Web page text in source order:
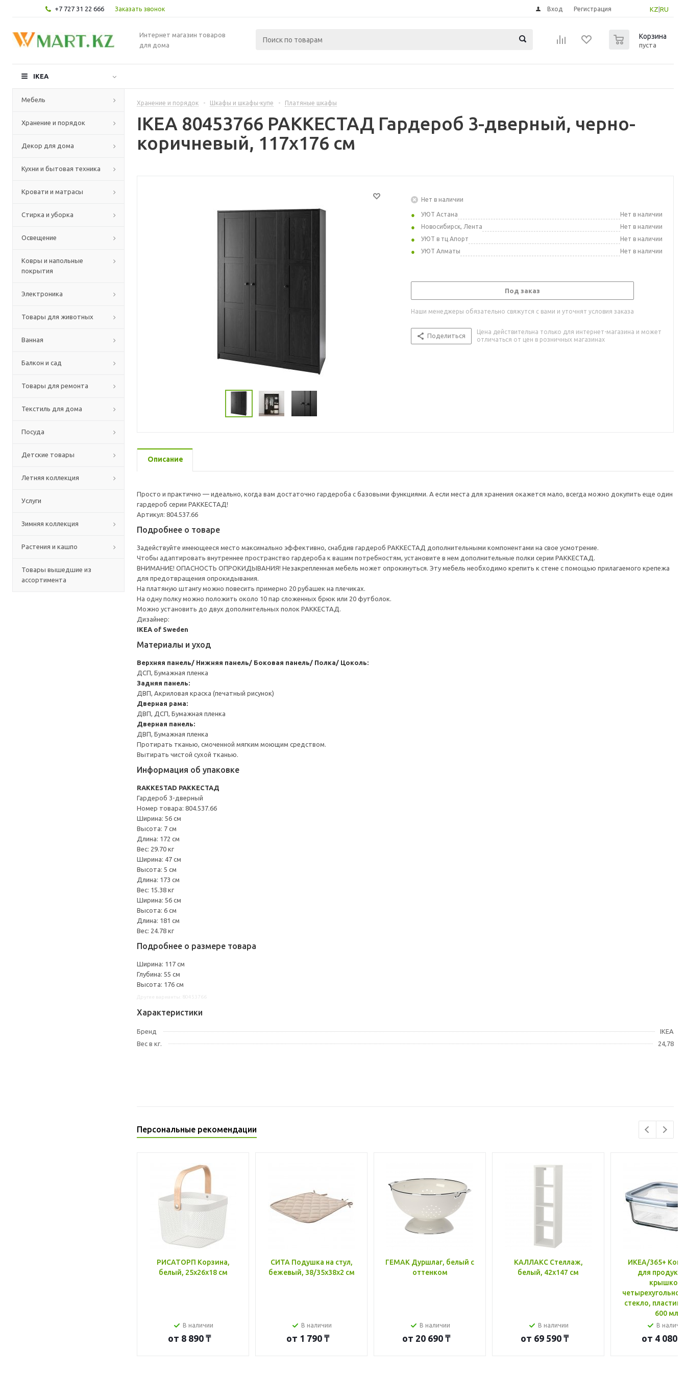
+7 727 31 22 666 Заказать звонок KZ RU
Вход Регистрация
Интернет магазин товаров
для дома
Корзина
пуста
IKEA
Мебель
Хранение и порядок
Декор для дома
Кухни и бытовая техника
Кровати и матрасы
Стирка и уборка
Освещение
Ковры и напольные
покрытия
Электроника
Товары для животных
Ванная
Балкон и сад
Товары для ремонта
Текстиль для дома
Посуда
Детские товары
Летняя коллекция
Услуги
Зимняя коллекция
Растения и кашпо
Товары вышедшие из
ассортимента
Хранение и порядок - Шкафы и шкафы-купе - Платяные шкафы
IKEA 80453766 РАККЕСТАД Гардероб 3-дверный, черно-
коричневый, 117x176 см
Нет в наличии
УЮТ Астана
Нет в наличии
Новосибирск, Лента
Нет в наличии
УЮТ в тц Апорт
Нет в наличии
УЮТ Алматы
Нет в наличии
Под заказ
Наши менеджеры обязательно свяжутся с вами и уточнят условия заказа
Поделиться
Цена действительна только для интернет-магазина и может
отличаться от цен в розничных магазинах
Описание
Просто и практично — идеально, когда вам достаточно гардероба с базовыми функциями. А если места для хранения окажется мало, всегда можно докупить еще один
гардероб серии РАККЕСТАД!
Артикул: 804.537.66
Подробнее о товаре
Задействуйте имеющееся место максимально эффективно, снабдив гардероб РАККЕСТАД дополнительными компонентами на свое усмотрение.
Чтобы адаптировать внутреннее пространство гардероба к вашим потребностям, установите в нем дополнительные полки серии РАККЕСТАД.
ВНИМАНИЕ! ОПАСНОСТЬ ОПРОКИДЫВАНИЯ! Незакрепленная мебель может опрокинуться. Эту мебель необходимо крепить к стене с помощью прилагаемого крепежа
для предотвращения опрокидывания.
На платяную штангу можно повесить примерно 20 рубашек на плечиках.
На одну полку можно положить около 10 пар сложенных брюк или 20 футболок.
Можно установить до двух дополнительных полок РАККЕСТАД.
Дизайнер:
IKEA of Sweden
Материалы и уход
Верхняя панель/ Нижняя панель/ Боковая панель/ Полка/ Цоколь:
ДСП, Бумажная пленка
Задняя панель:
ДВП, Акриловая краска (печатный рисунок)
Дверная рама:
ДВП, ДСП, Бумажная пленка
Дверная панель:
ДВП, Бумажная пленка
Протирать тканью, смоченной мягким моющим средством.
Вытирать чистой сухой тканью.
Информация об упаковке
RAKKESTAD РАККЕСТАД
Гардероб 3-дверный
Номер товара: 804.537.66
Ширина: 56 см
Высота: 7 см
Длина: 172 см
Вес: 29.70 кг
Ширина: 47 см
Высота: 5 см
Длина: 173 см
Вес: 15.38 кг
Ширина: 56 см
Высота: 6 см
Длина: 181 см
Вес: 24.78 кг
Подробнее о размере товара
Ширина: 117 см
Глубина: 55 см
Высота: 176 см
Характеристики
Бренд
IKEA
Вес в кг.
24,78
Персональные рекомендации
РИСАТОРП Корзина,
белый, 25x26x18 см
В наличии
от 8 890 ₸
СИТА Подушка на стул,
бежевый, 38/35x38x2 см
В наличии
от 1 790 ₸
ГЕМАК Дуршлаг, белый с
оттенком
В наличии
от 20 690 ₸
КАЛЛАКС Стеллаж,
белый, 42x147 см
В наличии
от 69 590 ₸
ИКЕА/365+
для
крышкой,
стекло, пластик
600 мл
В
от 4 080 ₸